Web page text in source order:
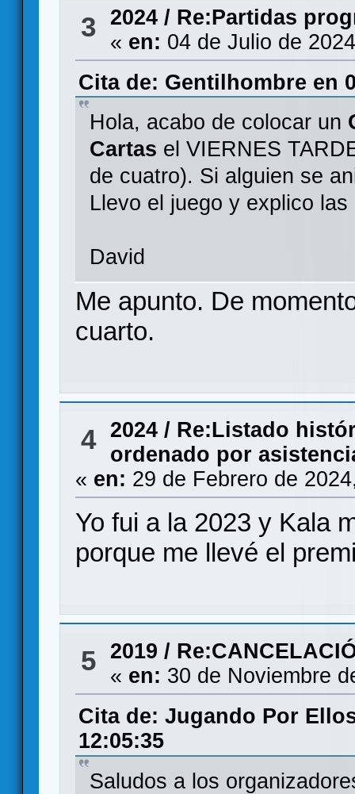
3 2024/ Re:Partidas
« en: 04 de Julio de
Cita de: Gentilhombre en
Hola, acabo de colocar un
Cartas el VIERNES
de cuatro). Si alguien se
Llevo el juego y explico
David
Me apunto. De
cuarto.
4 2024/ Re:Listado
ordenado por
« en: 29 de Febrero de
Yo fui a la 2023 y Kala
porque me llevé el
5 2019 /
« en: 30 de Noviembre
Cita de: Jugando Por
12:05:35
Saludos a los